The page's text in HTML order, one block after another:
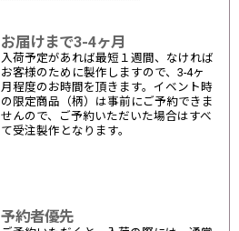
お届けまで3-4ヶ月
入荷予定があれば最短１週間、なければ
お客様のために製作しますので、3-4ヶ
月程度のお時間を頂きます。イベント時
の限定商品（柄）は事前にご予約できま
せんので、ご予約いただいた場合はすべ
て受注製作となります。
予約者優先